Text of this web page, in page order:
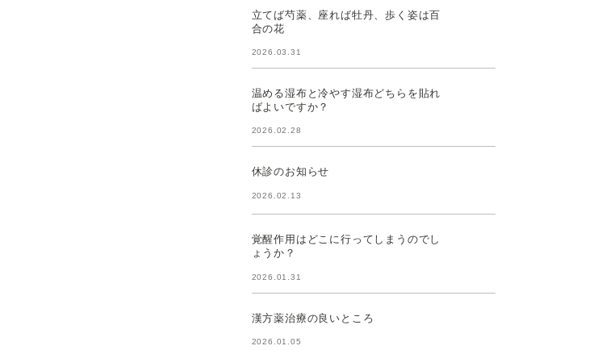
立てば芍薬、座れば牡丹、歩く姿は百
合の花
2026.03.31
温める湿布と冷やす湿布どちらを貼れ
ばよいですか？
2026.02.28
休診のお知らせ
2026.02.13
覚醒作用はどこに行ってしまうのでし
ょうか？
2026.01.31
漢方薬治療の良いところ
2026.01.05